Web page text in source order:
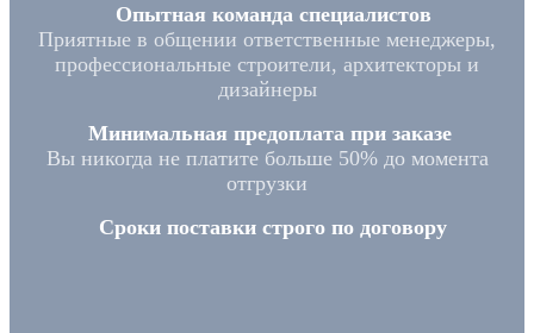
Опытная команда специалистов
Приятные в общении ответственные менеджеры,
профессиональные строители, архитекторы и
дизайнеры
Минимальная предоплата при заказе
Вы никогда не платите больше 50% до момента
отгрузки
Сроки поставки строго по договору